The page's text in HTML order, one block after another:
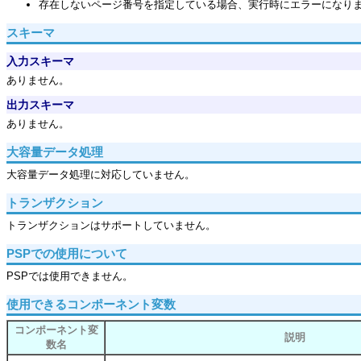
存在しないページ番号を指定している場合、実行時にエラーになり
スキーマ
入力スキーマ
ありません。
出力スキーマ
ありません。
大容量データ処理
大容量データ処理に対応していません。
トランザクション
トランザクションはサポートしていません。
PSPでの使用について
PSPでは使用できません。
使用できるコンポーネント変数
コンポーネント変
数名
説明